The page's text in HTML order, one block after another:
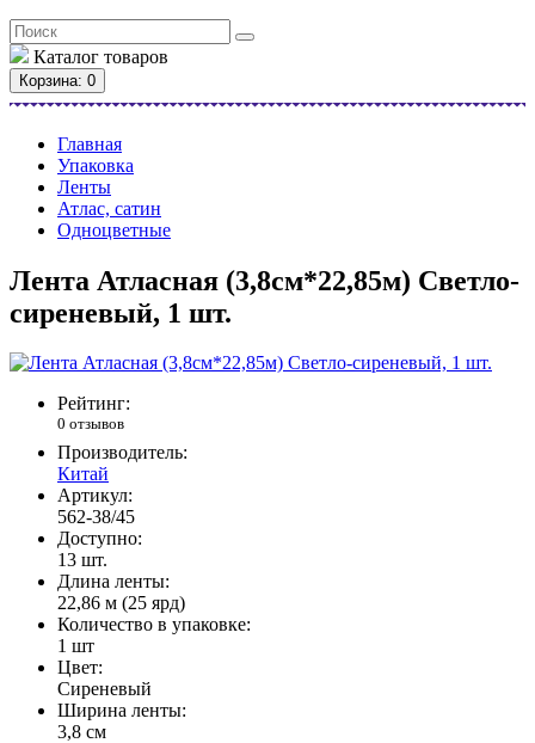
Каталог товаров
Корзина: 0
Главная
Упаковка
Ленты
Атлас, сатин
Одноцветные
Лента Атласная (3,8см*22,85м) Светло-
сиреневый, 1 шт.
Рейтинг:
0 отзывов
Производитель:
Китай
Артикул:
562-38/45
Доступно:
13 шт.
Длина ленты:
22,86 м (25 ярд)
Количество в упаковке:
1 шт
Цвет:
Сиреневый
Ширина ленты:
3,8 см